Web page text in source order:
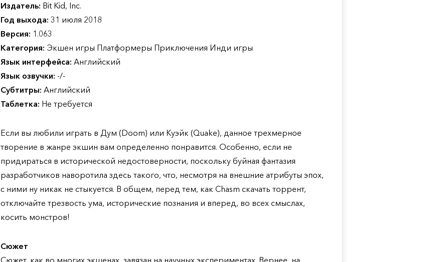
Издатель: Bit Kid, Inc.
Год выхода: 31 июля 2018
Версия: 1.063
Категория: Экшен игры Платформеры Приключения Инди игры
Язык интерфейса: Английский
Язык озвучки: -/-
Субтитры: Английский
Таблетка: Не требуется
Если вы любили играть в Дум (Doom) или Куэйк (Quake), данное трехмерное
творение в жанре экшин вам определенно понравится. Особенно, если не
придираться в исторической недостоверности, поскольку буйная фантазия
разработчиков наворотила здесь такого, что, несмотря на внешние атрибуты эпох,
с ними ну никак не стыкуется. В общем, перед тем, как Chasm скачать торрент,
отключайте трезвость ума, исторические познания и вперед, во всех смыслах,
косить монстров!
Сюжет
Сюжет, как во многих экшенах, завязан на научных экспериментах. Вернее, на